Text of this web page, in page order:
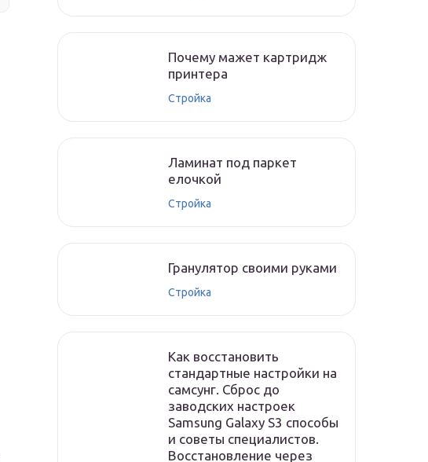
Почему мажет картридж
принтера
Стройка
Ламинат под паркет
елочкой
Стройка
Гранулятор своими руками
Стройка
Как восстановить
стандартные настройки на
самсунг. Сброс до
заводских настроек
Samsung Galaxy S3 способы
и советы специалистов.
Восстановление через